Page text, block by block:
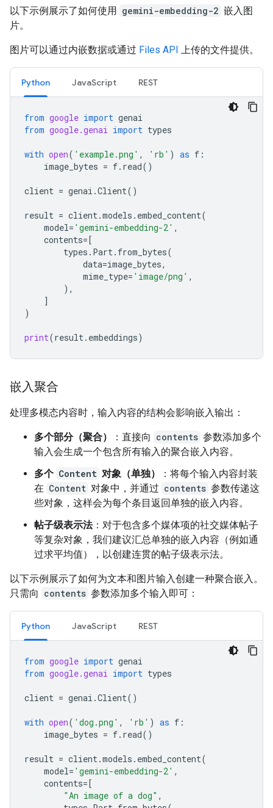
以下示例展示了如何使用 gemini-embedding-2 嵌入图
片。
图片可以通过内嵌数据或通过 Files API 上传的文件提供。
Python JavaScript REST
from google import genai
from google.genai import types
with open( 'example.png' , 'rb' ) as f :
image_bytes = f. read()
client = genai .Client()
result = client.models . embed_content(
model= 'gemini-embedding-2' ,
contents=[
types . Part. from_bytes(
data=image_bytes,
mime_type= 'image/png' ,
),
]
)
print(result. embeddings)
嵌入聚合
处理多模态内容时，输入内容的结构会影响嵌入输出：
多个部分（聚合） ：直接向 contents 参数添加多个
输入会生成一个包含所有输入的聚合嵌入内容。
多个 Content 对象（单独）
：将每个输入内容封装
在 Content 对象中，并通过 contents 参数传递这
些对象，这样会为每个条目返回单独的嵌入内容。
帖子级表示法：对于包含多个媒体项的社交媒体帖子
等复杂对象，我们建议汇总单独的嵌入内容（例如通
过求平均值），以创建连贯的帖子级表示法。
以下示例展示了如何为文本和图片输入创建一种聚合嵌入。
只需向 contents 参数添加多个输入即可：
Python JavaScript REST
from google import genai
from google.genai import types
client = genai .Client()
with open( 'dog.png' , 'rb' ) as f :
image_bytes = f. read()
result = client.models . embed_content(
model= 'gemini-embedding-2' ,
contents=[
"An image of a dog" ,